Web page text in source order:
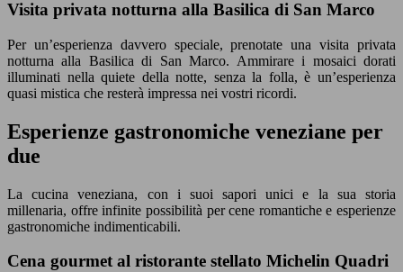
Visita privata notturna alla Basilica di San Marco
Per un’esperienza davvero speciale, prenotate una visita privata
notturna alla Basilica di San Marco. Ammirare i mosaici dorati
illuminati nella quiete della notte, senza la folla, è un’esperienza
quasi mistica che resterà impressa nei vostri ricordi.
Esperienze gastronomiche veneziane per
due
La cucina veneziana, con i suoi sapori unici e la sua storia
millenaria, offre infinite possibilità per cene romantiche e esperienze
gastronomiche indimenticabili.
Cena gourmet al ristorante stellato Michelin Quadri